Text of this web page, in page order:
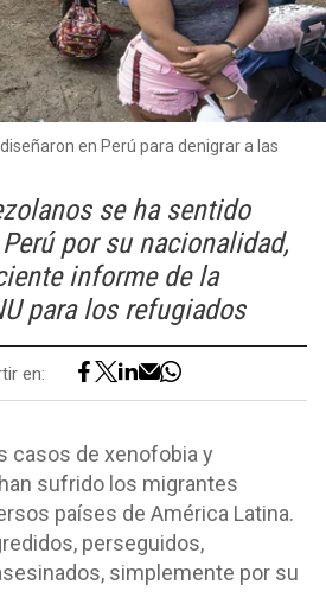
en Perú para denigrar a las
se ha sentido
por su nacionalidad,
informe de la
para los refugiados
en:
casos de xenofobia y
sufrido los migrantes
países de América Latina.
perseguidos,
simplemente por su